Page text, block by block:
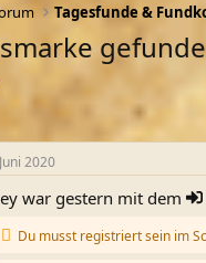
Tagesfunde &
2020
war gestern mit dem
Du musst registriert sein im